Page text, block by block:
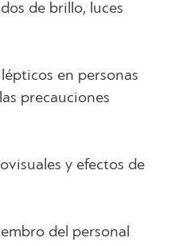
de brillo, luces
en personas
precauciones
y efectos de
del personal